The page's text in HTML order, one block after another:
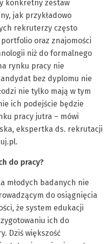
konkretny zestaw
jak przykładowo
rekruterzy często
oraz znajomości
niż do formalnego
rynku pracy nie
bez dyplomu nie
nie tylko mają w tym
ich podejście będzie
pracy jutra – mówi
ekspertka ds. rekrutacji
do pracy?
młodych badanych nie
do osiągnięcia
że system edukacji
ich do
Dziś większość